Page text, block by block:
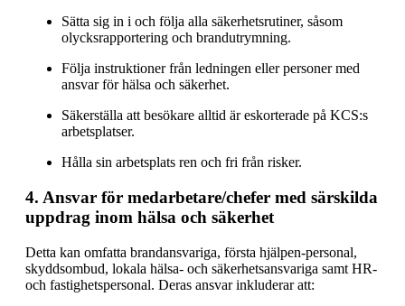
Sätta sig in i och följa alla säkerhetsrutiner, såsom
olycksrapportering och brandutrymning.
Följa instruktioner från ledningen eller personer med
ansvar för hälsa och säkerhet.
Säkerställa att besökare alltid är eskorterade på KCS:s
arbetsplatser.
Hålla sin arbetsplats ren och fri från risker.
4. Ansvar för medarbetare/chefer med särskilda
uppdrag inom hälsa och säkerhet
Detta kan omfatta brandansvariga, första hjälpen-personal,
skyddsombud, lokala hälsa- och säkerhetsansvariga samt HR-
och fastighetspersonal. Deras ansvar inkluderar att: